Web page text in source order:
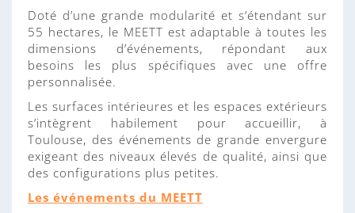
Doté d’une grande modularité et s’étendant sur
55 hectares, le MEETT est adaptable à toutes les
dimensions d’événements, répondant aux
besoins les plus spécifiques avec une offre
personnalisée.
Les surfaces intérieures et les espaces extérieurs
s’intègrent habilement pour accueillir, à
Toulouse, des événements de grande envergure
exigeant des niveaux élevés de qualité, ainsi que
des configurations plus petites.
Les événements du MEETT